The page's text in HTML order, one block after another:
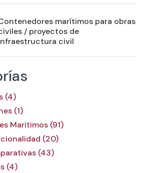
marítimos para obras
/ proyectos de
civil
(4)
(1)
Maritimos (91)
(20)
(43)
(4)